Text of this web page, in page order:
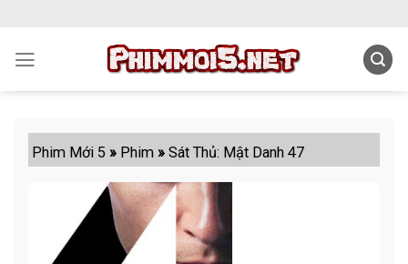
content
Phim Mới 5 » Phim »Sát Thủ: Mật Danh 47